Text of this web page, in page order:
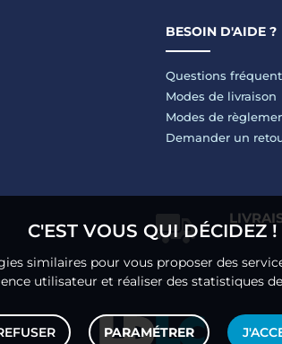
C'EST VOUS QUI DÉCIDEZ !
similaires pour vous proposer des
utilisateur et réaliser des statistiques
PARAMÉTRER
BESOIN D'AIDE ?
Questions
Modes de livraison
Modes de
Demander un